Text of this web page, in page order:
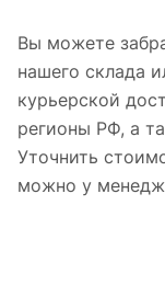
Вы можете
нашего склада
курьерской
регионы РФ, а
Уточнить
можно у